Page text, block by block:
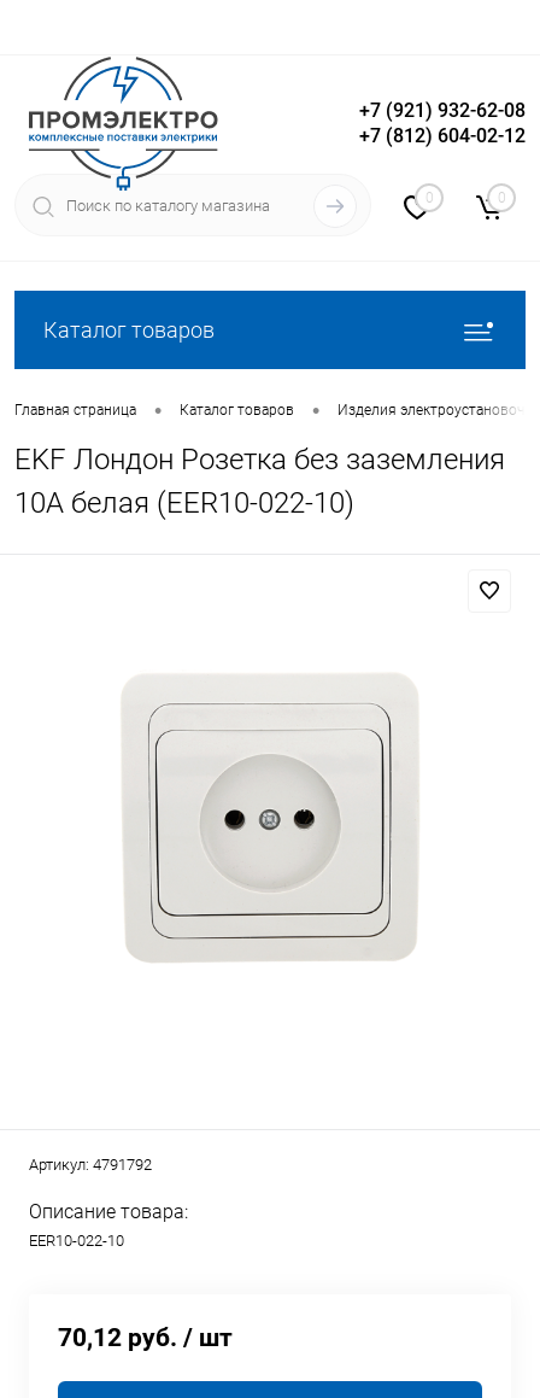
Вход Регистрация
+7 (921) 932-62-08
+7 (812) 604-02-12
0 0
Каталог товаров
Главная страница • Каталог товаров • Изделия
EKF Лондон Розетка без заземления
10А белая (EER10-022-10)
Артикул: 4791792
Описание товара:
EER10-022-10
70,12 руб. / шт